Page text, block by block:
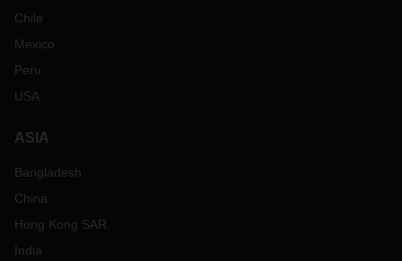
Chile
Mexico
Peru
USA
ASIA
Bangladesh
China
Hong Kong SAR
India